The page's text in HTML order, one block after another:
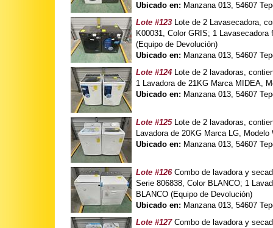
Ubicado en: Manzana 013, 54607
Lote #123 Lote de 2 Lavasecadora,
K00031, Color GRIS; 1
(Equipo de Devolución)
Ubicado en: Manzana 013, 54607
Lote #124 Lote de 2 lavadoras,
1 Lavadora de 21KG Marca MIDEA,
Ubicado en: Manzana 013, 54607
Lote #125Lote de 2 lavadoras,
Lavadora de 20KG Marca LG,
Ubicado en: Manzana 013, 54607
Lote #126Combo de lavadora y
Serie 806838, Color BLANCO; 1
BLANCO (Equipo de Devolución)
Ubicado en: Manzana 013, 54607
Lote #127Combo de lavadora y